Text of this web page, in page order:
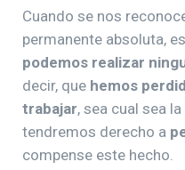
Cuando se nos
permanente absoluta,
podemos realizar
decir, que hemos
trabajar, sea cual sea
tendremos derecho a
compense este hecho.